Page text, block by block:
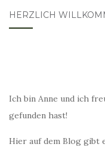
HERZLICH
Ich bin Anne und ich
gefunden hast!
Hier auf dem Blog gibt